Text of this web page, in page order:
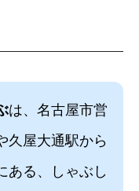
は、名古屋市営
久屋大通駅から
ある、しゃぶし